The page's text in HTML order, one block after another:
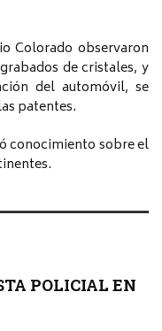
Colorado observaron
de cristales, y
del automóvil, se
patentes.
conocimiento sobre el
POLICIAL EN